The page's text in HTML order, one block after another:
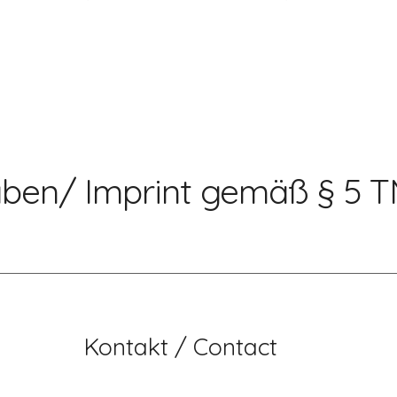
Imprint gemäß § 5
Kontakt / Contact